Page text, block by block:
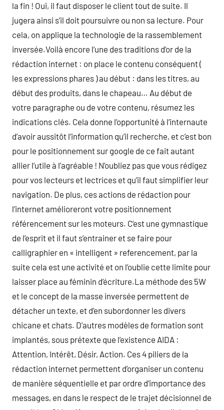
la fin ! Oui, il faut disposer le client tout de suite. Il
jugera ainsi s’il doit poursuivre ou non sa lecture. Pour
cela, on applique la technologie de la rassemblement
inversée.Voilà encore l’une des traditions d’or de la
rédaction internet : on place le contenu conséquent (
les expressions phares ) au début : dans les titres, au
début des produits, dans le chapeau… Au début de
votre paragraphe ou de votre contenu, résumez les
indications clés. Cela donne l’opportunité à l’internaute
d’avoir aussitôt l’information qu’il recherche, et c’est bon
pour le positionnement sur google de ce fait autant
allier l’utile à l’agréable ! N’oubliez pas que vous rédigez
pour vos lecteurs et lectrices et qu’il faut simplifier leur
navigation. De plus, ces actions de rédaction pour
l’internet amélioreront votre positionnement
référencement sur les moteurs. C’est une gymnastique
de l’esprit et il faut s’entrainer et se faire pour
calligraphier en « intelligent » referencement, par la
suite cela est une activité et on l’oublie cette limite pour
laisser place au féminin d’écriture.La méthode des 5W
et le concept de la masse inversée permettent de
détacher un texte, et d’en subordonner les divers
chicane et chats. D’autres modèles de formation sont
implantés, sous prétexte que l’existence AIDA :
Attention, Intérêt, Désir, Action. Ces 4 piliers de la
rédaction internet permettent d’organiser un contenu
de manière séquentielle et par ordre d’importance des
messages, en dans le respect de le trajet décisionnel de